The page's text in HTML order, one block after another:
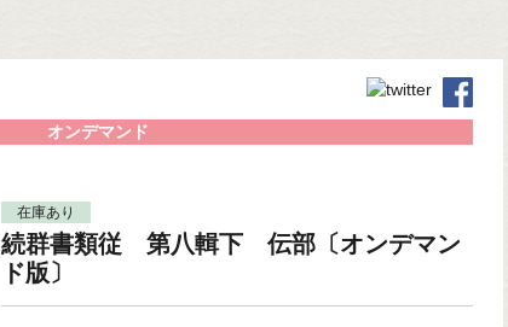
オンデマンド
在庫あり
続群書類従 第八輯下 伝部〔オンデマン
ド版〕